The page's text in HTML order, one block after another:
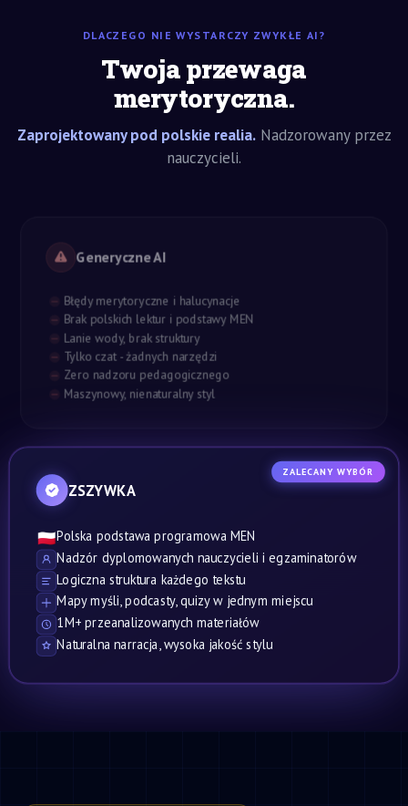
DLACZEGO NIE WYSTARCZY ZWYKŁE AI?
Twoja przewaga
merytoryczna.
Zaprojektowany pod polskie realia.Nadzorowany przez
nauczycieli.
Generyczne AI
Błędy merytoryczne i halucynacje
Brak polskich lektur i podstawy MEN
Lanie wody, brak struktury
Tylko czat - żadnych narzędzi
Zero nadzoru pedagogicznego
Maszynowy, nienaturalny styl
ZALECANY WYBÓR
ZSZYWKA
🇵🇱Polska podstawa programowa MEN
Nadzór dyplomowanych nauczycieli i egzaminatorów
Logiczna struktura każdego tekstu
Mapy myśli, podcasty, quizy w jednym miejscu
1M+ przeanalizowanych materiałów
Naturalna narracja, wysoka jakość stylu